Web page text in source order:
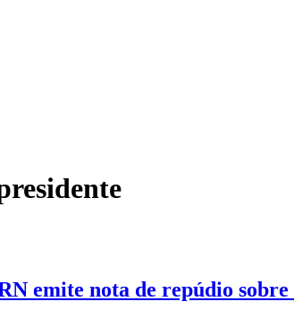
emite nota de repúdio